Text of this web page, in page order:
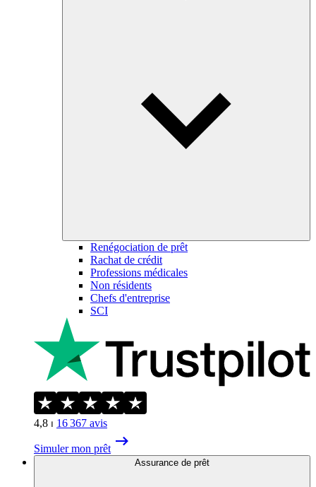
Renégociation de prêt
Rachat de crédit
Professions médicales
Non résidents
Chefs d'entreprise
SCI
4,8 ⏐ 16 367 avis
Simuler mon prêt
Assurance de prêt